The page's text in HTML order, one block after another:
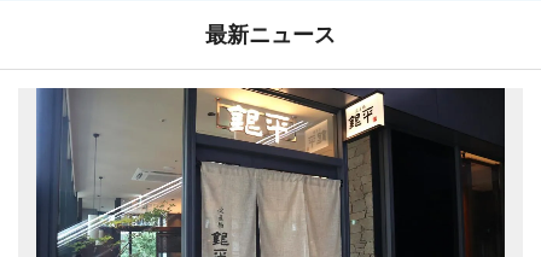
最新ニュース